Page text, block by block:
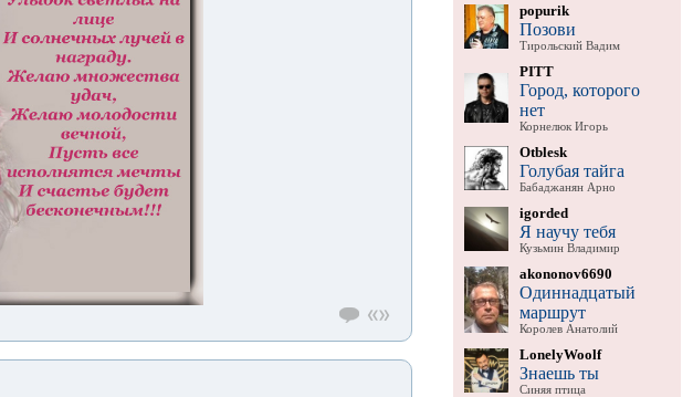
popurik
Позови
Тирольский Вадим
PITT
Город, которого
нет
Корнелюк Игорь
Otblesk
Голубая тайга
Бабаджанян Арно
igorded
Я научу тебя
Кузьмин Владимир
akononov6690
Одиннадцатый
маршрут
Королев Анатолий
LonelyWoolf
Знаешь ты
Синяя птица